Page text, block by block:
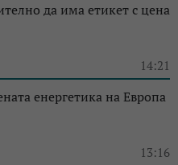
да има етикет с цена
14:21
енергетика на Европа
13:16